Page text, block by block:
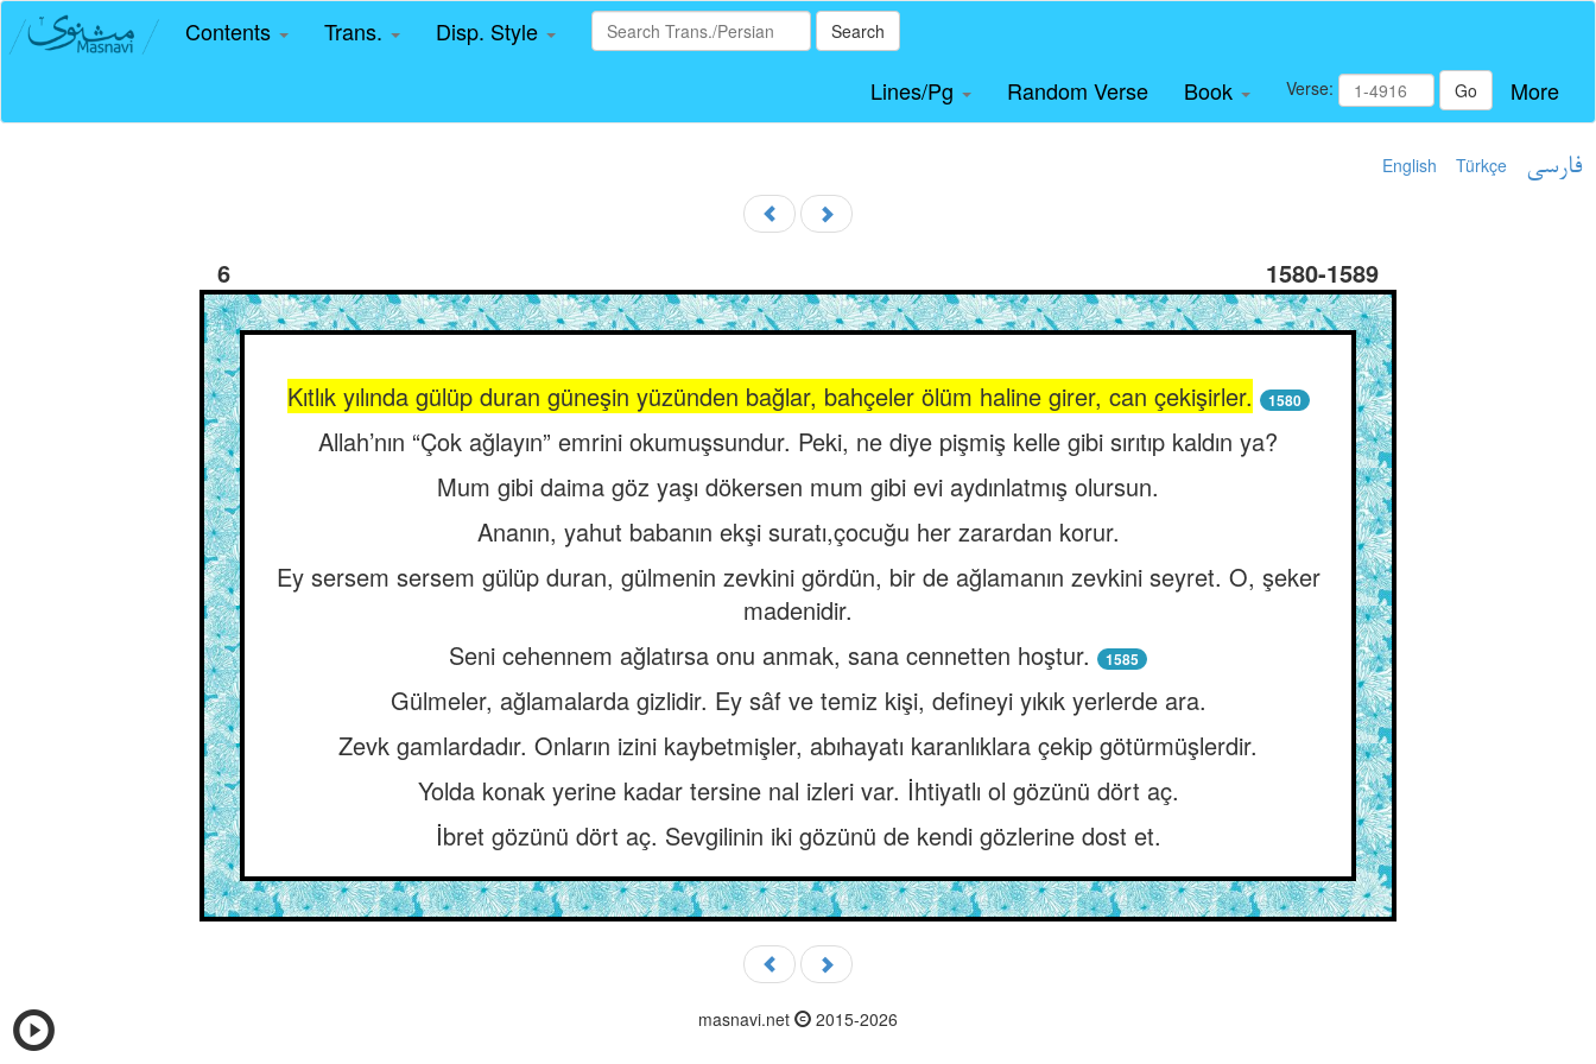
Contents Trans. Disp. Style Search
Lines/Pg Random Verse Book Verse: Go More
English Türkçe فارسی
6 1580-1589
Kıtlık yılında gülüp duran güneşin yüzünden bağlar, bahçeler ölüm haline girer, can çekişirler. 1580
Allah’nın “Çok ağlayın” emrini okumuşsundur. Peki, ne diye pişmiş kelle gibi sırıtıp kaldın ya?
Mum gibi daima göz yaşı dökersen mum gibi evi aydınlatmış olursun.
Ananın, yahut babanın ekşi suratı,çocuğu her zarardan korur.
Ey sersem sersem gülüp duran, gülmenin zevkini gördün, bir de ağlamanın zevkini seyret. O, şeker
madenidir.
Seni cehennem ağlatırsa onu anmak, sana cennetten hoştur.
1585
Gülmeler, ağlamalarda gizlidir. Ey sâf ve temiz kişi, defineyi yıkık yerlerde ara.
Zevk gamlardadır. Onların izini kaybetmişler, abıhayatı karanlıklara çekip götürmüşlerdir.
Yolda konak yerine kadar tersine nal izleri var. İhtiyatlı ol gözünü dört aç.
İbret gözünü dört aç. Sevgilinin iki gözünü de kendi gözlerine dost et.
masnavi.net 2015-2026